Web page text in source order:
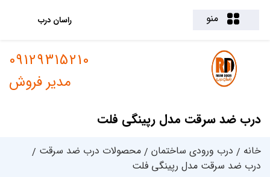
منو راسان درب
درب ضد سرقت مدل رپینگی فلت
09129315210
مدیر فروش
خانه درب ورودی ساختمان
محصولات درب ضد سرقت
درب ضد سرقت مدل رپینگی فلت